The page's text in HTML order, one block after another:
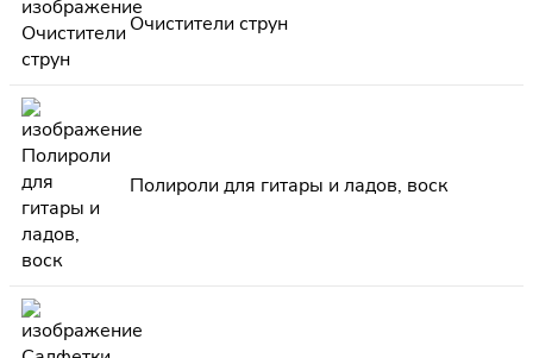
Очистители струн
Полироли для гитары и ладов, воск